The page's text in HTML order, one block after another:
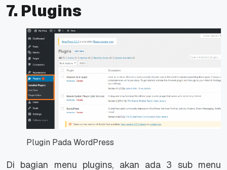
7. Plugins
Plugin Pada WordPress
Di bagian menu plugins, akan ada 3 sub menu